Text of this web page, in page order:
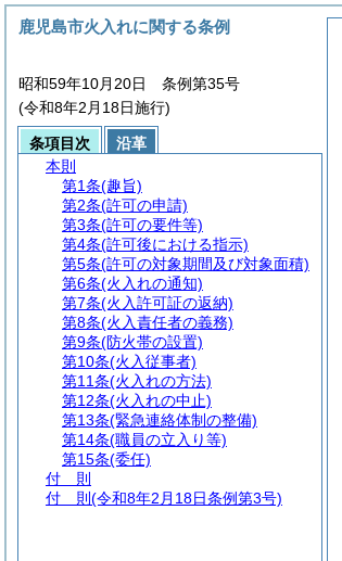
鹿児島市火入れに関する条例
昭和59年10月20日 条例第35号
(令和8年2月18日施行)
条項目次
沿革
本則
第1条(趣旨)
第2条(許可の申請)
第3条(許可の要件等)
第4条(許可後における指示)
第5条(許可の対象期間及び対象面積)
第6条(火入れの通知)
第7条(火入許可証の返納)
第8条(火入責任者の義務)
第9条(防火帯の設置)
第10条(火入従事者)
第11条(火入れの方法)
第12条(火入れの中止)
第13条(緊急連絡体制の整備)
第14条(職員の立入り等)
第15条(委任)
付 則
付 則 (令和8年2月18日条例第3号)